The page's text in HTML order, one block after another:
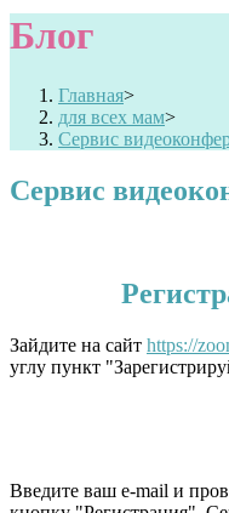
Блог
Главная>
для всех мам>
Сервис
Сервис
Зайдите на сайт https://
углу пункт
Введите ваш e-mail и